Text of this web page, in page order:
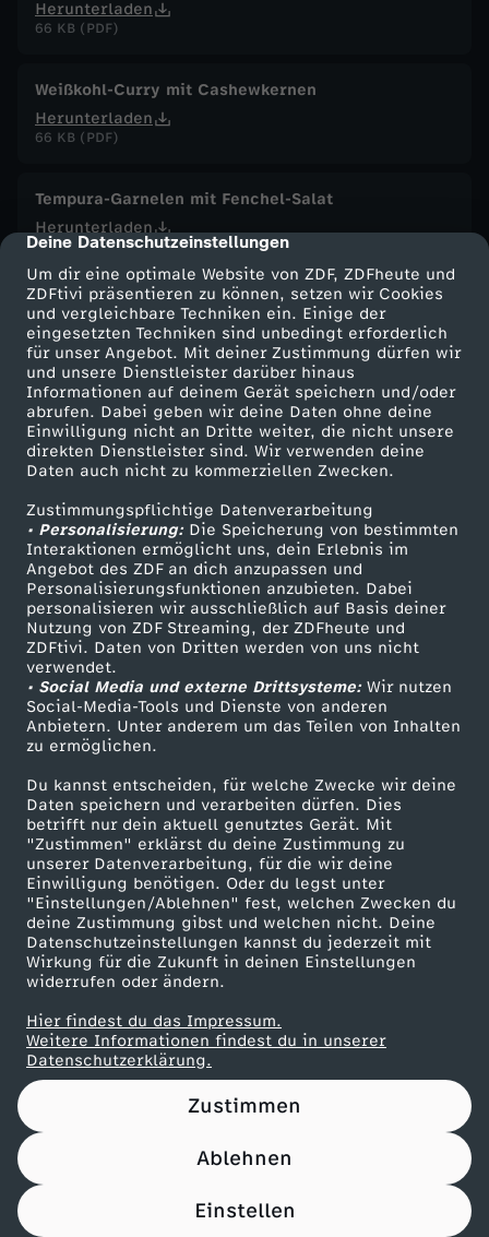
cmp-dialog-description
Deine Datenschutzeinstellungen
Um dir eine optimale Website von ZDF, ZDFheute und
ZDFtivi präsentieren zu können, setzen wir Cookies
und vergleichbare Techniken ein. Einige der
eingesetzten Techniken sind unbedingt erforderlich
für unser Angebot. Mit deiner Zustimmung dürfen wir
und unsere Dienstleister darüber hinaus
Informationen auf deinem Gerät speichern und/oder
abrufen. Dabei geben wir deine Daten ohne deine
Einwilligung nicht an Dritte weiter, die nicht unsere
direkten Dienstleister sind. Wir verwenden deine
Daten auch nicht zu kommerziellen Zwecken.
Zustimmungspflichtige Datenverarbeitung
• Personalisierung:Die Speicherung von bestimmten
Interaktionen ermöglicht uns, dein Erlebnis im
Angebot des ZDF an dich anzupassen und
Personalisierungsfunktionen anzubieten. Dabei
personalisieren wir ausschließlich auf Basis deiner
Nutzung von ZDF Streaming, der ZDFheute und
ZDFtivi. Daten von Dritten werden von uns nicht
verwendet.
• Social Media und externe Drittsysteme:Wir nutzen
Social-Media-Tools und Dienste von anderen
Anbietern. Unter anderem um das Teilen von Inhalten
zu ermöglichen.
Du kannst entscheiden, für welche Zwecke wir deine
Daten speichern und verarbeiten dürfen. Dies
betrifft nur dein aktuell genutztes Gerät. Mit
"Zustimmen" erklärst du deine Zustimmung zu
unserer Datenverarbeitung, für die wir deine
Einwilligung benötigen. Oder du legst unter
"Einstellungen/Ablehnen" fest, welchen Zwecken du
deine Zustimmung gibst und welchen nicht. Deine
Datenschutzeinstellungen kannst du jederzeit mit
Wirkung für die Zukunft in deinen Einstellungen
widerrufen oder ändern.
Hier findest du das Impressum.
Weitere Informationen findest du in unserer
Datenschutzerklärung.
Zustimmen
Ablehnen
Einstellen
Herunterladen
66 KB (PDF)
Weißkohl-Curry mit Cashewkernen
Herunterladen
66 KB (PDF)
Tempura-Garnelen mit Fenchel-Salat
Herunterladen
87 KB (PDF)
Briouats mit Hähnchenfüllung
Herunterladen
16 KB (PDF)
Grünkohl-Gemüsesuppe mit Grünkohlchips
Herunterladen
63 KB (PDF)
Selbstgemachtes Knäckebrot
Herunterladen
191 KB (PDF)
Kaffeevariationen von Alessandro Metafune
Herunterladen
99 KB (PDF)
Linsen-Bowl mit gebackener Rote Bete
67 KB (PDF)
Maronencremesuppe mit Thymian-Crostini
Herunterladen
66 KB (PDF)
Beef Tri-Tip mit Süßkartoffel-Wedges
Herunterladen
21 KB (PDF)
Panettone-Pudding mit Orangensoße
Pfannkuchen-Rouladen